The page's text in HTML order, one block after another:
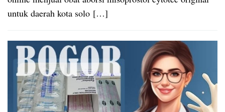
untuk daerah kota solo […]